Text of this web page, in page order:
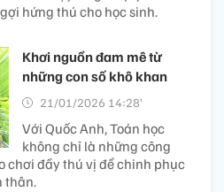
hứng thú cho học sinh.
Khơi nguồn đam mê từ
những con số khô khan
21/01/2026 14:28’
Với Quốc Anh, Toán học
không chỉ là những công
chơi đầy thú vị để chinh phục
thân.